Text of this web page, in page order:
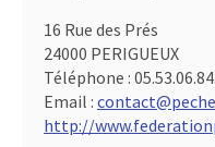
16 Rue des Prés
24000 PERIGUEUX
Téléphone :
Email :
http://